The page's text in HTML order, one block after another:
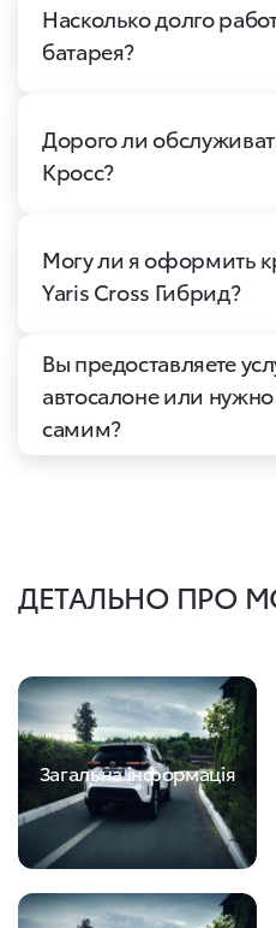
Насколько долго
батарея?
Дорого ли
Кросс?
Могу ли я оформить
Yaris Cross Гибрид?
Вы предоставляете
автосалоне или
самим?
ДЕТАЛЬНО ПРО
Загальна інформація